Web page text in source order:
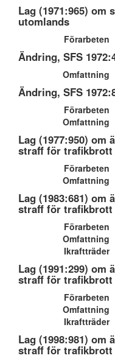
Lag (1971:965)
utomlands
Förarbeten
Ändring, SFS
Omfattning
Ändring, SFS
Förarbeten
Omfattning
Lag (1977:950) om
straff för trafikbrott
Förarbeten
Omfattning
Lag (1983:681) om
straff för trafikbrott
Förarbeten
Omfattning
Ikraftträder
Lag (1991:299) om
straff för trafikbrott
Förarbeten
Omfattning
Ikraftträder
Lag (1998:981) om
straff för trafikbrott